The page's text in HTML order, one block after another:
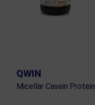
QWIN
Micellar Casein Protein